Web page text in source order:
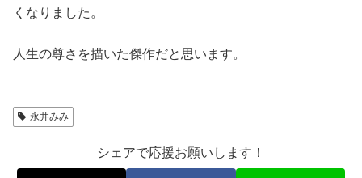
くなりました。
人生の尊さを描いた傑作だと思います。
永井みみ
シェアで応援お願いします！